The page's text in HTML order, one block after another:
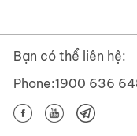
Bạn có thể liên hệ:
Phone:1900 636